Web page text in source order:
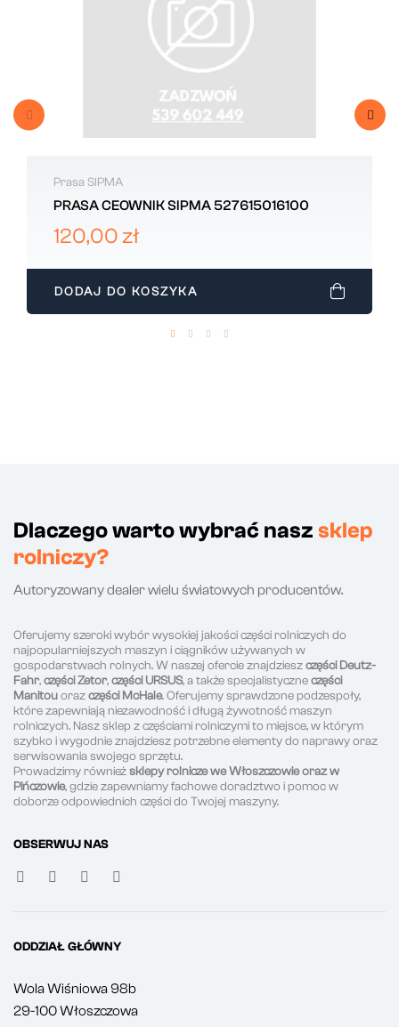
Prasa SIPMA
PRASA CEOWNIK SIPMA 527615016100
120,00 zł
DODAJ DO KOSZYKA
Dlaczego warto wybrać nasz sklep
rolniczy?
Autoryzowany dealer wielu światowych producentów.
Oferujemy szeroki wybór wysokiej jakości części rolniczych do
najpopularniejszych maszyn i ciągników używanych w
gospodarstwach rolnych. W naszej ofercie znajdzieszczęści Deutz-
Fahr,części Zetor,części URSUS, a także specjalistyczneczęści
Manitouorazczęści McHale. Oferujemy sprawdzone podzespoły,
które zapewniają niezawodność i długą żywotność maszyn
rolniczych. Nasz sklep z częściami rolniczymi to miejsce, w którym
szybko i wygodnie znajdziesz potrzebne elementy do naprawy oraz
serwisowania swojego sprzętu.
Prowadzimy równieżsklepy rolnicze we Włoszczowie oraz w
Pińczowie, gdzie zapewniamy fachowe doradztwo i pomoc w
doborze odpowiednich części do Twojej maszyny.
OBSERWUJ NAS
ODDZIAŁ GŁÓWNY
Wola Wiśniowa 98b
29-100 Włoszczowa